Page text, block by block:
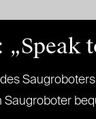
„Speak
Saugroboter